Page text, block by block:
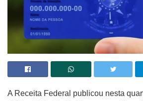
A Receita Federal publicou nesta